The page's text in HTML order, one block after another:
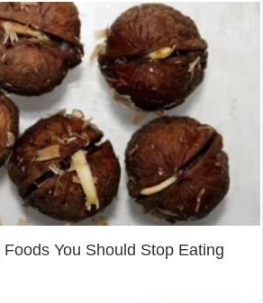
You Should Stop Eating